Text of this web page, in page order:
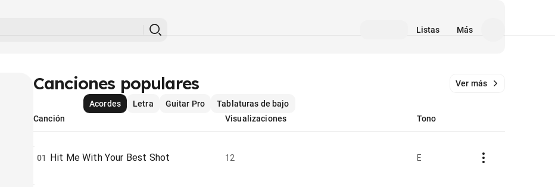
Listas Más
Canciones populares Ver más
Acordes Letra Guitar Pro
Tablaturas de bajo
Canción
Visualizaciones Tono
01 Hit Me With Your Best Shot 12 E